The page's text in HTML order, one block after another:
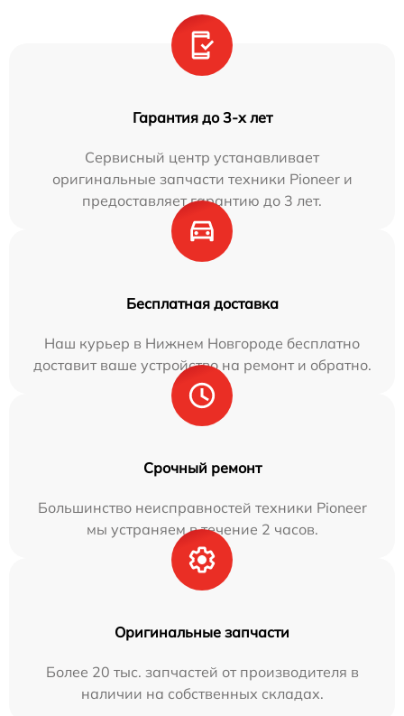
Гарантия до 3-х лет
Сервисный центр устанавливает
оригинальные запчасти техники Pioneer и
предоставляет гарантию до 3 лет.
Бесплатная доставка
Наш курьер в Нижнем Новгороде бесплатно
доставит ваше устройство на ремонт и обратно.
Срочный ремонт
Большинство неисправностей техники Pioneer
мы устраняем в течение 2 часов.
Оригинальные запчасти
Более 20 тыс. запчастей от производителя в
наличии на собственных складах.